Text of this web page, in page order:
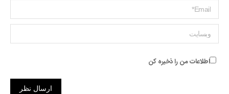
ایمیل *
وبسایت
اطلاعات من را ذخیره کن
ارسال نظر